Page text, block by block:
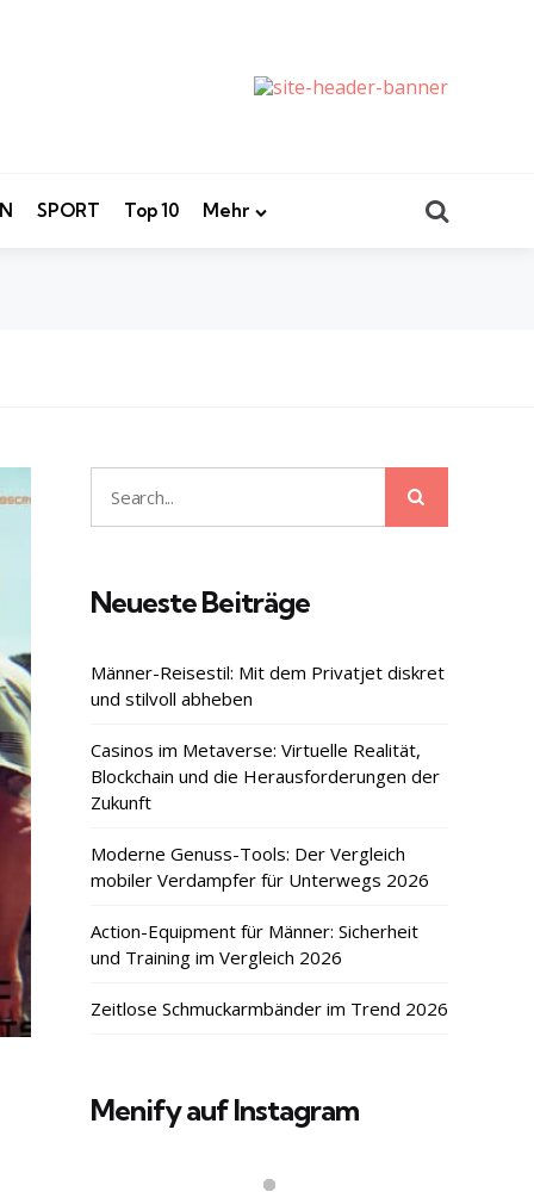
SPORT Top 10 Mehr
Search
for:
Neueste Beiträge
Männer-Reisestil: Mit dem Privatjet diskret
und stilvoll abheben
Casinos im Metaverse: Virtuelle Realität,
Blockchain und die Herausforderungen der
Zukunft
Moderne Genuss-Tools: Der Vergleich
mobiler Verdampfer für Unterwegs 2026
Action-Equipment für Männer: Sicherheit
und Training im Vergleich 2026
Zeitlose Schmuckarmbänder im Trend 2026
Menify auf Instagram